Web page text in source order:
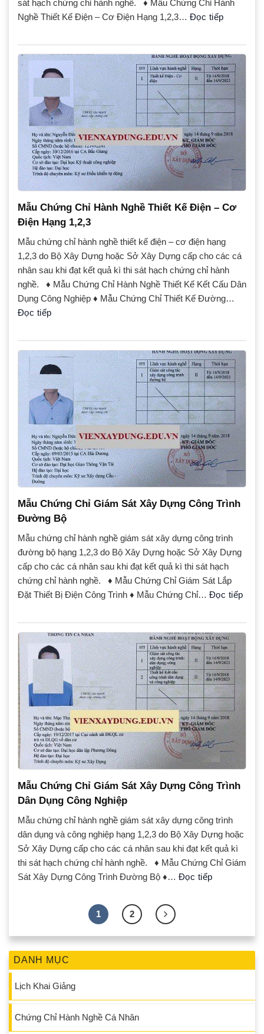
DANH MỤC
Lịch Khai Giảng
Chứng Chỉ Hành Nghề Cá Nhân
sát hạch chứng chỉ hành nghề. ♦ Mẫu Chứng Chỉ Hành
Nghề Thiết Kế Điện – Cơ Điện Hạng 1,2,3… Đọc tiếp
Mẫu Chứng Chỉ Hành Nghề Thiết Kế Điện – Cơ
Điện Hạng 1,2,3
Mẫu chứng chỉ hành nghề thiết kế điện – cơ điện hạng
1,2,3 do Bộ Xây Dựng hoặc Sở Xây Dựng cấp cho các cá
nhân sau khi đạt kết quả kì thi sát hạch chứng chỉ hành
nghề. ♦ Mẫu Chứng Chỉ Hành Nghề Thiết Kế Kết Cấu Dân
Dụng Công Nghiệp ♦ Mẫu Chứng Chỉ Thiết Kế Đường…
Đọc tiếp
Mẫu Chứng Chỉ Giám Sát Xây Dựng Công Trình
Đường Bộ
Mẫu chứng chỉ hành nghề giám sát xây dựng công trình
đường bộ hạng 1,2,3 do Bộ Xây Dựng hoặc Sở Xây Dựng
cấp cho các cá nhân sau khi đạt kết quả kì thi sát hạch
chứng chỉ hành nghề. ♦ Mẫu Chứng Chỉ Giám Sát Lắp
Đặt Thiết Bị Điện Công Trình ♦ Mẫu Chứng Chỉ… Đọc tiếp
Mẫu Chứng Chỉ Giám Sát Xây Dựng Công Trình
Dân Dụng Công Nghiệp
Mẫu chứng chỉ hành nghề giám sát xây dựng công trình
dân dụng và công nghiệp hạng 1,2,3 do Bộ Xây Dựng hoặc
Sở Xây Dựng cấp cho các cá nhân sau khi đạt kết quả kì
thi sát hạch chứng chỉ hành nghề. ♦ Mẫu Chứng Chỉ Giám
Sát Xây Dựng Công Trình Đường Bộ ♦… Đọc tiếp
1 2